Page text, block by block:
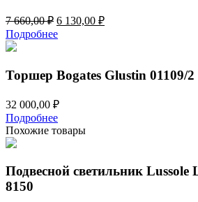
7 660,00₽ Первоначальная
цена
составляла
660,00 ₽.
6 130,00 ₽Текущая
Подробнее
Торшер Bogates Glustin 01109/2
32 000,00 ₽
Подробнее
Похожие товары
Подвесной светильник
8150